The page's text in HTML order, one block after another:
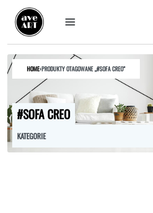
HOME›PRODUKTY OTAGOWANE „#SOFA CREO”
#SOFA CREO
KATEGORIE